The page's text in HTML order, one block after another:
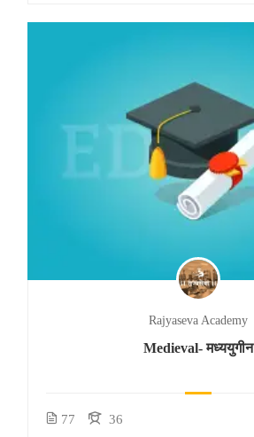
Rajyaseva Academy
Medieval- मध्ययुगीन
77 36